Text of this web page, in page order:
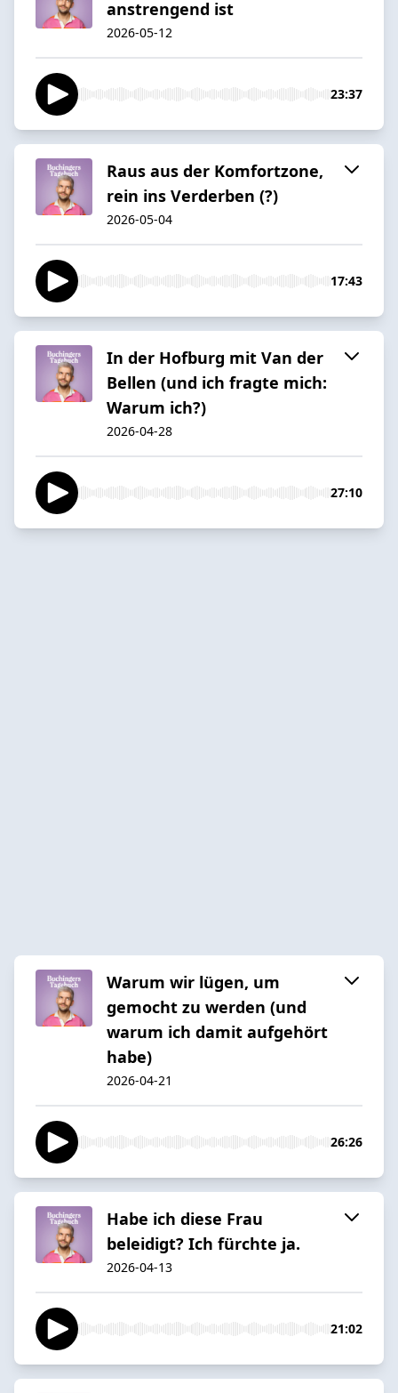
anstrengend ist
2026-05-12
23:37
Raus aus der Komfortzone,
rein ins Verderben (?)
2026-05-04
17:43
In der Hofburg mit Van der
Bellen (und ich fragte mich:
Warum ich?)
2026-04-28
27:10
Warum wir lügen, um
gemocht zu werden (und
warum ich damit aufgehört
habe)
2026-04-21
26:26
Habe ich diese Frau
beleidigt? Ich fürchte ja.
2026-04-13
21:02